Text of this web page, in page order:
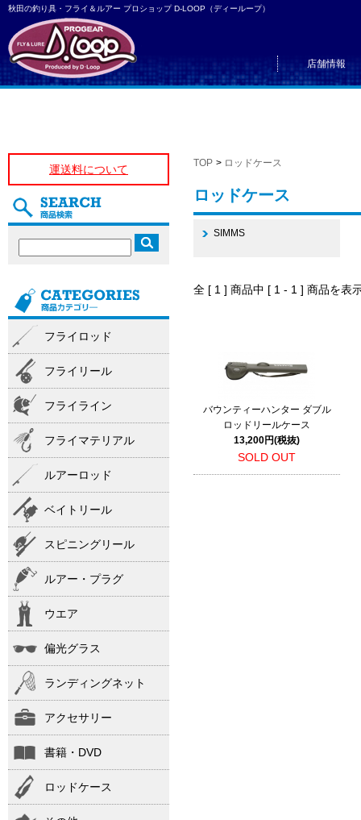
秋田の釣り具・フライ＆ルアー プロショップ D-LOOP（ディーループ）
店舗情報
TOP > ロッドケース
ロッドケース
SIMMS
全 [ 1 ] 商品中 [ 1 - 1 ] 商品を表
バウンティーハンター ダブル
ロッドリールケース
13,200円(税抜)
SOLD OUT
運送料について
フライロッド
フライリール
フライライン
フライマテリアル
ルアーロッド
ベイトリール
スピニングリール
ルアー・プラグ
ウエア
偏光グラス
ランディングネット
アクセサリー
書籍・DVD
ロッドケース